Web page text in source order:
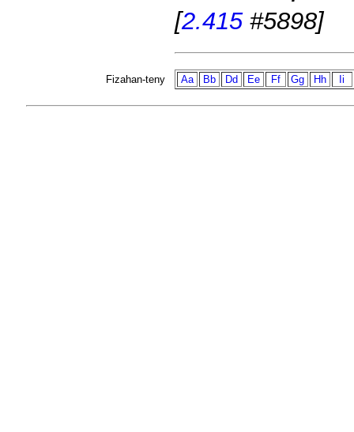
[2.415#5898]
Fizahan-teny Aa Bb Dd Ee Ff Gg Hh Ii